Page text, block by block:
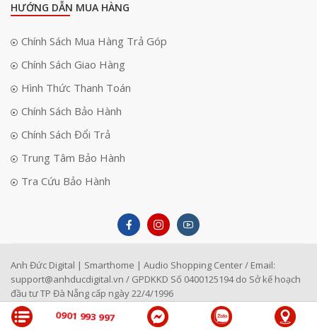
0901 993 997
HƯỚNG DẪN MUA HÀNG
Chính Sách Mua Hàng Trả Góp
Chính Sách Giao Hàng
Hình Thức Thanh Toán
Chính Sách Bảo Hành
Chính Sách Đổi Trả
Trung Tâm Bảo Hành
Tra Cứu Bảo Hành
Anh Đức Digital | Smarthome | Audio Shopping Center / Email:
support@anhducdigital.vn / GPDKKD Số 0400125194 do Sở kế hoạch
đầu tư TP Đà Nẵng cấp ngày 22/4/1996